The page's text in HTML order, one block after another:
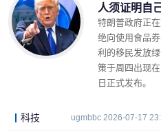
人须证明自
特朗普政府正
绝向使用食品
利的移民发放
策于周四出现
日正式发布。
科技 ugmbbc 2026-07-17